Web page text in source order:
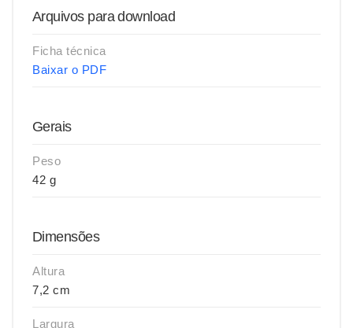
Arquivos para download
Ficha técnica
Baixar o PDF
Gerais
Peso
42 g
Dimensões
Altura
7,2 cm
Largura